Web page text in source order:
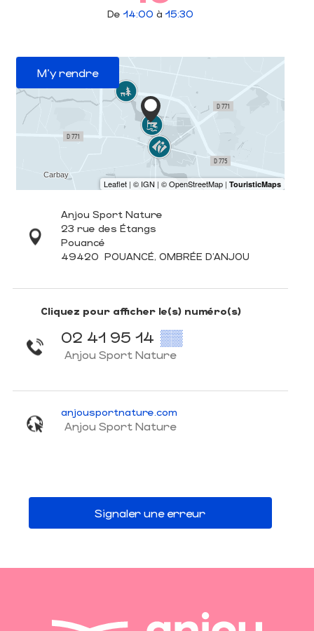
De 14:00 à 15:30
M'y rendre
Anjou Sport Nature
23 rue des Étangs
Pouancé
49420 POUANCÉ, OMBRÉE D'ANJOU
Cliquez pour afficher le(s) numéro(s)
02 41 95 14 ▒▒
Anjou Sport Nature
anjousportnature.com
Anjou Sport Nature
Signaler une erreur